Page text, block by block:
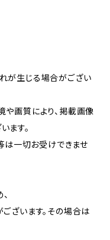
が生じる場合がござい
画質により、掲載画像
ます。
は一切お受けできませ
ざいます。その場合は